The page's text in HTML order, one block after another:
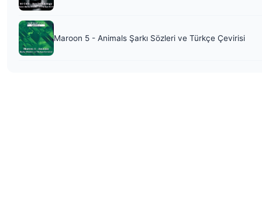
Maroon 5 - Animals Şarkı Sözleri ve Türkçe Çevirisi